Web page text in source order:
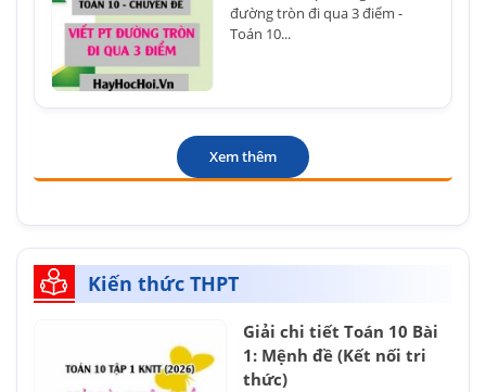
đường tròn đi qua 3 điểm -
Toán 10...
Xem thêm
Kiến thức THPT
Giải chi tiết Toán 10 Bài
1: Mệnh đề (Kết nối tri
thức)